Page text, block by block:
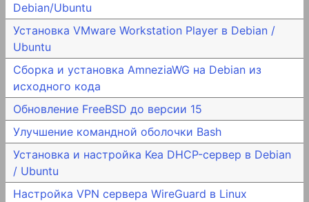
Debian/Ubuntu
Установка VMware Workstation Player в Debian /
Ubuntu
Сборка и установка AmneziaWG на Debian из
исходного кода
Обновление FreeBSD до версии 15
Улучшение командной оболочки Bash
Установка и настройка Kea DHCP-сервер в Debian
/ Ubuntu
Настройка VPN сервера WireGuard в Linux